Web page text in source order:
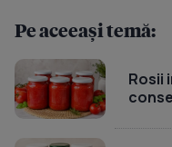
Pe aceeași temă:
Rosii